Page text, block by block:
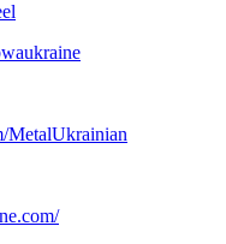
MetalUkrainian